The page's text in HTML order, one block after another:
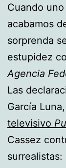
Cuando
acabamos
sorprenda
estupidez
Agencia
Las
García
televisivo
Cassez